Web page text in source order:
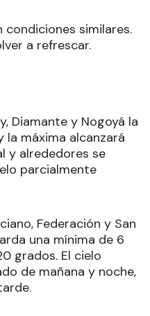
condiciones similares.
a refrescar.
Diamante y Nogoyá la
la máxima alcanzará
y alrededores se
parcialmente
Federación y San
una mínima de 6
grados. El cielo
de mañana y noche,